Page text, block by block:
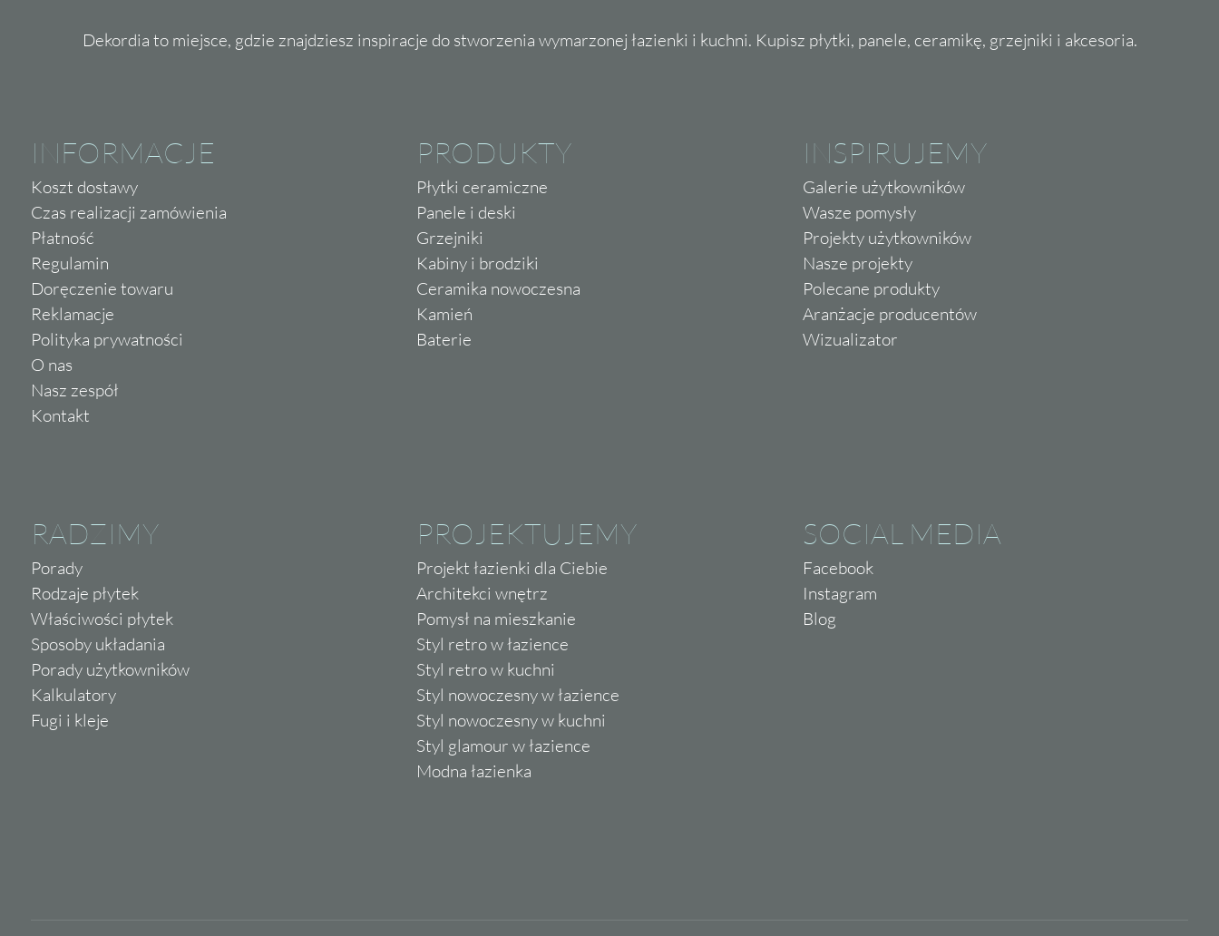
Dekordia to miejsce, gdzie znajdziesz inspiracje do stworzenia wymarzonej łazienki i kuchni. Kupisz płytki, panele, ceramikę, grzejniki i akcesoria.
INFORMACJE
Koszt dostawy
Czas realizacji zamówienia
Płatność
Regulamin
Doręczenie towaru
Reklamacje
Polityka prywatności
O nas
Nasz zespół
Kontakt
PRODUKTY
Płytki ceramiczne
Panele i deski
Grzejniki
Kabiny i brodziki
Ceramika nowoczesna
Kamień
Baterie
INSPIRUJEMY
Galerie użytkowników
Wasze pomysły
Projekty użytkowników
Nasze projekty
Polecane produkty
Aranżacje producentów
Wizualizator
RADZIMY
Porady
Rodzaje płytek
Właściwości płytek
Sposoby układania
Porady użytkowników
Kalkulatory
Fugi i kleje
PROJEKTUJEMY
Projekt łazienki dla Ciebie
Architekci wnętrz
Pomysł na mieszkanie
Styl retro w łazience
Styl retro w kuchni
Styl nowoczesny w łazience
Styl nowoczesny w kuchni
Styl glamour w łazience
Modna łazienka
SOCIAL MEDIA
Facebook
Instagram
Blog